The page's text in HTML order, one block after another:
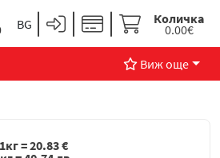
Количка
0.00€
Виж още
1кг =20.83€